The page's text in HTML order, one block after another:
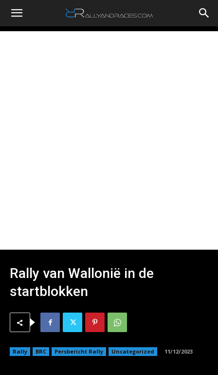
RallyandRaces.com
Rally van Wallonië in de
startblokken
Rally BRC Persbericht Rally Uncategorized 11/12/2023